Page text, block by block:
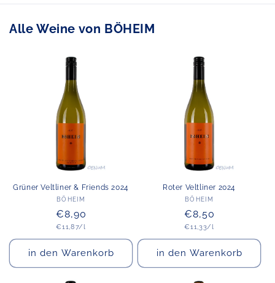
Alle Weine von BÖHEIM
Grüner Veltliner & Friends 2024
Anbieter:
BÖHEIM
Normaler
Preis
€8,90
Grundpreis
€11,87/l
in den Warenkorb
Roter Veltliner 2024
Anbieter:
BÖHEIM
Normaler
Preis
€8,50
Grundpreis
€11,33/l
in den Warenkorb